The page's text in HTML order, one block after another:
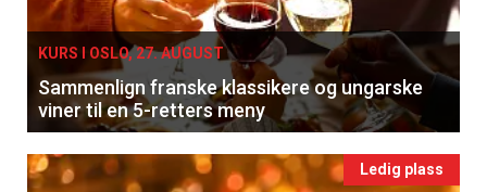
KURS I OSLO, 27. AUGUST
Sammenlign franske klassikere og ungarske
viner til en 5-retters meny
Ledig plass